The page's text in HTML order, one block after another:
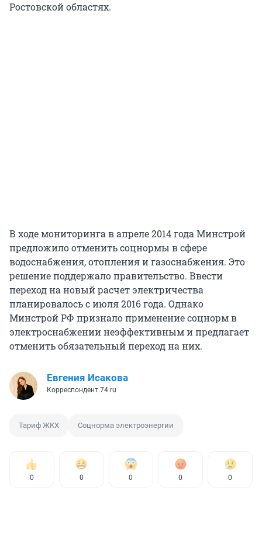
Ростовской областях.
В ходе мониторинга в апреле 2014 года Минстрой
предложило отменить соцнормы в сфере
водоснабжения, отопления и газоснабжения. Это
решение поддержало правительство. Ввести
переход на новый расчет электричества
планировалось с июля 2016 года. Однако
Минстрой РФ признало применение соцнорм в
электроснабжении неэффективным и предлагает
отменить обязательный переход на них.
Евгения Исакова
Корреспондент 74.ru
Тариф ЖКХ Соцнорма электроэнергии
0 0 0 0 0